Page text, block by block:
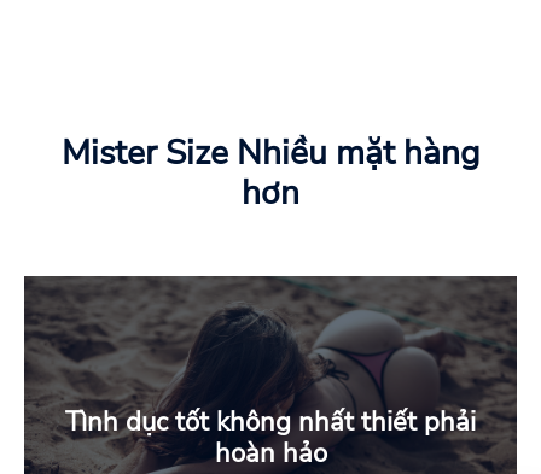
Mister Size Nhiều mặt hàng
hơn
Tình dục tốt không nhất thiết phải
hoàn hảo